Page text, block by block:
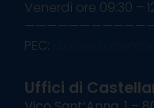
Venerdì ore 09:30 –
PEC:
Uffici di